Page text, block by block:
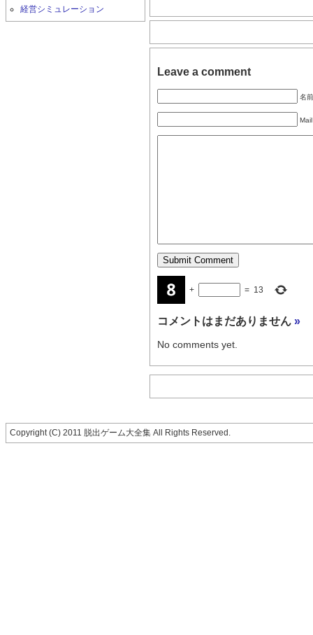
Leave a comment
名
+ = 13
コメントはまだありません »
No comments yet.
経営シミュレーション
Copyright (C) 2011 脱出ゲーム大全集 All Rights Reserved.